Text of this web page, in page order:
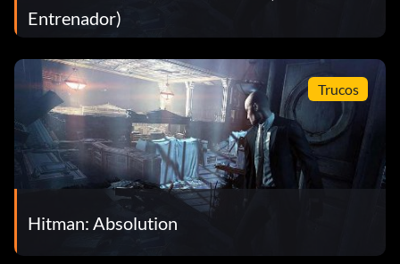
Entrenador)
Trucos
Hitman: Absolution